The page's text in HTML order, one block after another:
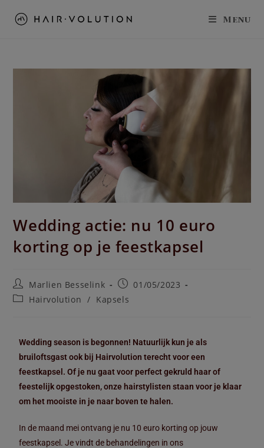
Menu
Wedding actie: nu 10 euro
korting op je feestkapsel
Marlien Besselink
01/05/2023
Hairvolution / Kapsels
Wedding season is begonnen! Natuurlijk kun je als
bruiloftsgast ook bij Hairvolution terecht voor een
feestkapsel. Of je nu gaat voor perfect gekruld haar of
feestelijk opgestoken, onze hairstylisten staan voor je klaar
om het mooiste in je naar boven te halen.
In de maand mei ontvang je nu 10 euro korting op jouw
feestkapsel. Je vindt de behandelingen in ons